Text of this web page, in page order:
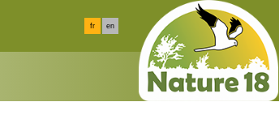
fr en